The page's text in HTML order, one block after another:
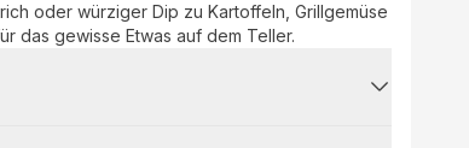
oder würziger Dip zu Kartoffeln, Grillgemüse
das gewisse Etwas auf dem Teller.